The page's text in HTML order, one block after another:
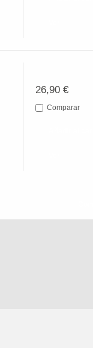
26,90 €
Comparar